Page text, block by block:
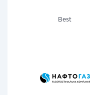
Best